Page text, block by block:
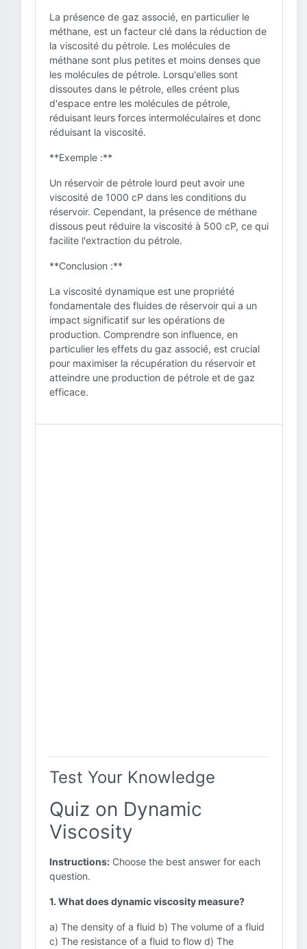
La présence de gaz associé, en particulier le
méthane, est un facteur clé dans la réduction de
la viscosité du pétrole. Les molécules de
méthane sont plus petites et moins denses que
les molécules de pétrole. Lorsqu'elles sont
dissoutes dans le pétrole, elles créent plus
d'espace entre les molécules de pétrole,
réduisant leurs forces intermoléculaires et donc
réduisant la viscosité.
**Exemple :**
Un réservoir de pétrole lourd peut avoir une
viscosité de 1000 cP dans les conditions du
réservoir. Cependant, la présence de méthane
dissous peut réduire la viscosité à 500 cP, ce qui
facilite l'extraction du pétrole.
**Conclusion :**
La viscosité dynamique est une propriété
fondamentale des fluides de réservoir qui a un
impact significatif sur les opérations de
production. Comprendre son influence, en
particulier les effets du gaz associé, est crucial
pour maximiser la récupération du réservoir et
atteindre une production de pétrole et de gaz
efficace.
Test Your Knowledge
Quiz on Dynamic
Viscosity
Instructions: Choose the best answer for each
question.
1. What does dynamic viscosity measure?
a) The density of a fluid b) The volume of a fluid
c) The resistance of a fluid to flow d) The